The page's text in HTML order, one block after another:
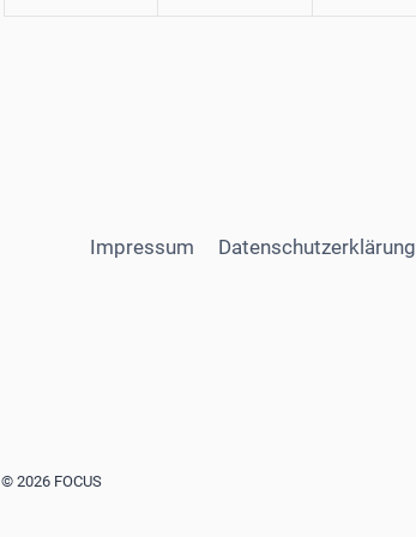
Impressum Datenschutzerklärung
© 2026 FOCUS